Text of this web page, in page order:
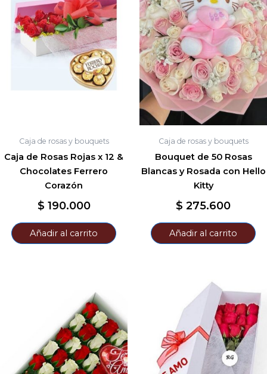
Caja de rosas y bouquets
Caja de Rosas Rojas x 12 &
Chocolates Ferrero
Corazón
$ 190.000
Añadir al carrito
Caja de rosas y bouquets
Bouquet de 50 Rosas
Blancas y Rosada con Hello
Kitty
$ 275.600
Añadir al carrito